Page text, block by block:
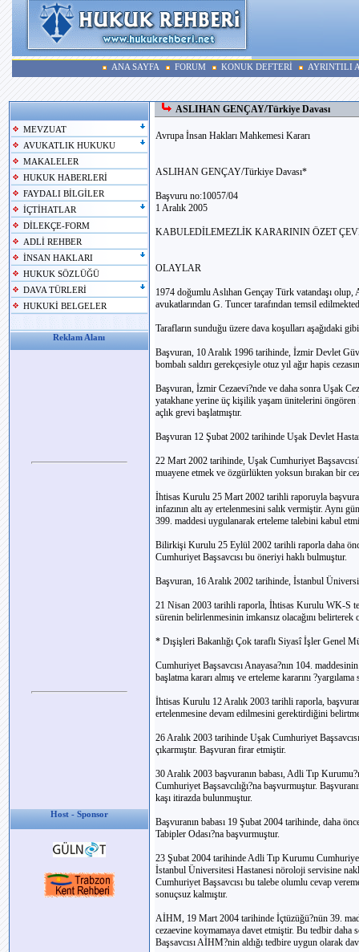
ANA SAYFA FORUM KONUK DEFTERİ AYRINTILI
MEVZUAT
AVUKATLIK HUKUKU
MAKALELER
HUKUK HABERLERİ
FAYDALI BİLGİLER
İÇTİHATLAR
DİLEKÇE-FORM
ADLİ REHBER
İNSAN HAKLARI
HUKUK SÖZLÜĞÜ
DAVA TÜRLERİ
HUKUKİ BELGELER
Reklam Alanı
Host - Sponsor
ASLIHAN GENÇAY/Türkiye Davası
Avrupa İnsan Hakları Mahkemesi Kararı
ASLIHAN GENÇAY/Türkiye Davası*
Başvuru no:10057/04
1 Aralık 2005
KABULEDİLEMEZLİK KARARININ ÖZET
OLAYLAR
1974 doğumlu Aslıhan Gençay Türk vatandaşı
avukatlarından G. Tuncer tarafından temsil
Tarafların sunduğu üzere dava koşulları aşağıdaki
Başvuran, 10 Aralık 1996 tarihinde, İzmir Devlet
bombalı saldırı gerekçesiyle otuz yıl ağır hapis
Başvuran, İzmir Cezaevi?nde ve daha sonra Uşak
yatakhane yerine üç kişilik yaşam ünitelerini öngören
açlık grevi başlatmıştır.
Başvuran 12 Şubat 2002 tarihinde Uşak Devlet
22 Mart 2002 tarihinde, Uşak Cumhuriyet
muayene etmek ve özgürlükten yoksun bırakan bir
İhtisas Kurulu 25 Mart 2002 tarihli raporuyla
infazının altı ay ertelenmesini salık vermiştir. Aynı
399. maddesi uygulanarak erteleme talebini kabul
Bilirkişi Kurulu 25 Eylül 2002 tarihli raporla daha
Cumhuriyet Başsavcısı bu öneriyi haklı bulmuştur.
Başvuran, 16 Aralık 2002 tarihinde, İstanbul
21 Nisan 2003 tarihli raporla, İhtisas Kurulu WK-S
sürenin belirlenmesinin imkansız olacağını belirterek
* Dışişleri Bakanlığı Çok taraflı Siyasî İşler Genel
Cumhuriyet Başsavcısı Anayasa?nın 104.
başlatma kararı almış ve erteleme kararını
İhtisas Kurulu 12 Aralık 2003 tarihli raporla,
ertelenmesine devam edilmesini gerektirdiğini
26 Aralık 2003 tarihinde Uşak Cumhuriyet
çıkarmıştır. Başvuran firar etmiştir.
30 Aralık 2003 başvuranın babası, Adli Tıp
Cumhuriyet Başsavcılığı?na başvurmuştur.
kaşı itirazda bulunmuştur.
Başvuranın babası 19 Şubat 2004 tarihinde, daha
Tabipler Odası?na başvurmuştur.
23 Şubat 2004 tarihinde Adli Tıp Kurumu Cumhuriyet
İstanbul Üniversitesi Hastanesi nöroloji servisine
Cumhuriyet Başsavcısı bu talebe olumlu cevap
sonuçsuz kalmıştır.
AİHM, 19 Mart 2004 tarihinde İçtüzüğü?nün 39.
cezaevine koymamaya davet etmiştir. Bu tedbir daha
Başsavcısı AİHM?nin aldığı tedbire uygun olarak